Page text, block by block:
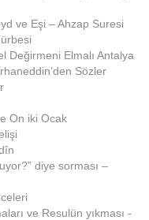
ve Eşi – Ahzap Suresi
Değirmeni Elmalı Antalya
Sözler
On iki Ocak
diye sorması –
ve Resulün yıkması -